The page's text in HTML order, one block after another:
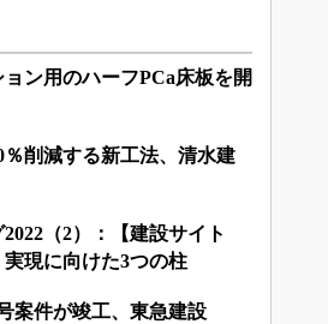
ン用のハーフPCa床板を開
削減する新工法、清水建
（2）：【建設サイト
現に向けた3つの柱
案件が竣工、東急建設